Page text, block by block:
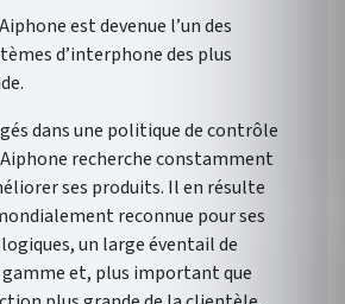
est devenue l’un des
d’interphone des plus
dans une politique de contrôle
recherche constamment
ses produits. Il en résulte
reconnue pour ses
un large éventail de
et, plus important que